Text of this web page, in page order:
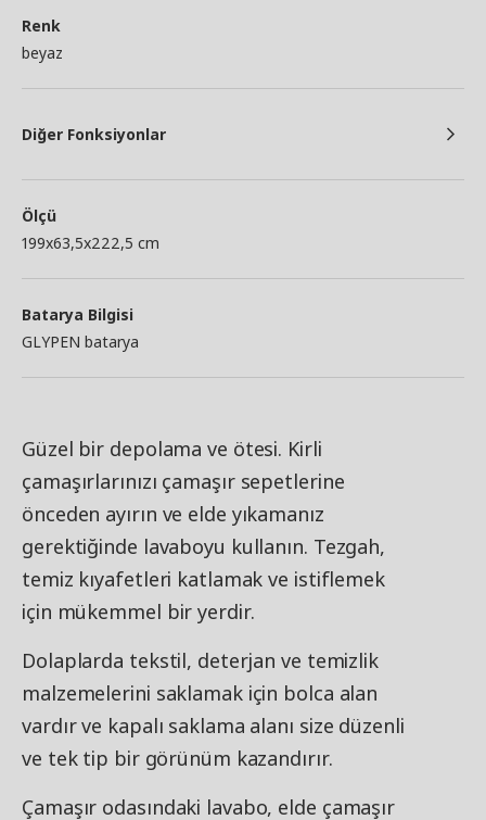
Renk
beyaz
Diğer Fonksiyonlar
Ölçü
199x63,5x222,5 cm
Batarya Bilgisi
GLYPEN batarya
Güzel bir depolama ve ötesi. Kirli
çamaşırlarınızı çamaşır sepetlerine
önceden ayırın ve elde yıkamanız
gerektiğinde lavaboyu kullanın. Tezgah,
temiz kıyafetleri katlamak ve istiflemek
için mükemmel bir yerdir.
Dolaplarda tekstil, deterjan ve temizlik
malzemelerini saklamak için bolca alan
vardır ve kapalı saklama alanı size düzenli
ve tek tip bir görünüm kazandırır.
Çamaşır odasındaki lavabo, elde çamaşır